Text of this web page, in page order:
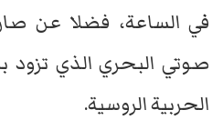
في الساعة، فضلا عن
صوتي البحري الذي تزود
الحربية الروسية.